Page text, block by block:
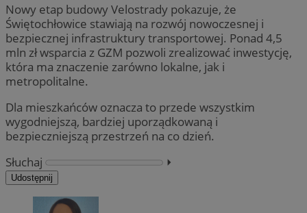
Nowy etap budowy Velostrady pokazuje, że
Świętochłowice stawiają na rozwój nowoczesnej i
bezpiecznej infrastruktury transportowej. Ponad 4,5
mln zł wsparcia z GZM pozwoli zrealizować inwestycję,
która ma znaczenie zarówno lokalne, jak i
metropolitalne.
Dla mieszkańców oznacza to przede wszystkim
wygodniejszą, bardziej uporządkowaną i
bezpieczniejszą przestrzeń na co dzień.
Słuchaj
⏵︎
Udostępnij